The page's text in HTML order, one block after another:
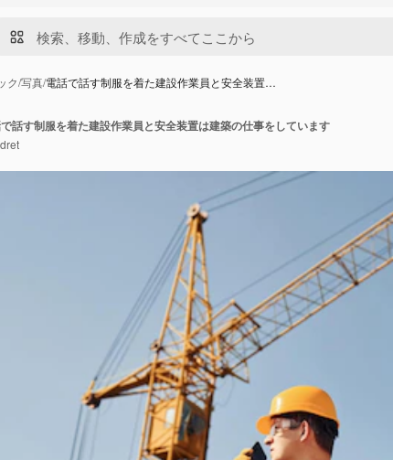
ク/写真/電話で話す制服を着た建設作業員と安全装置…
話す制服を着た建設作業員と安全装置は建築の仕事をしています